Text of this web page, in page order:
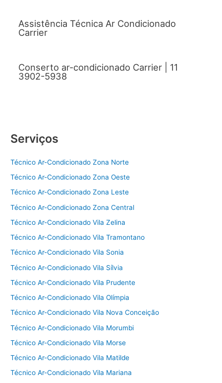
Assistência Técnica Ar Condicionado
Carrier
Conserto ar-condicionado Carrier | 11
3902-5938
Serviços
Técnico Ar-Condicionado Zona Norte
Técnico Ar-Condicionado Zona Oeste
Técnico Ar-Condicionado Zona Leste
Técnico Ar-Condicionado Zona Central
Técnico Ar-Condicionado Vila Zelina
Técnico Ar-Condicionado Vila Tramontano
Técnico Ar-Condicionado Vila Sonia
Técnico Ar-Condicionado Vila Sílvia
Técnico Ar-Condicionado Vila Prudente
Técnico Ar-Condicionado Vila Olímpia
Técnico Ar-Condicionado Vila Nova Conceição
Técnico Ar-Condicionado Vila Morumbi
Técnico Ar-Condicionado Vila Morse
Técnico Ar-Condicionado Vila Matilde
Técnico Ar-Condicionado Vila Mariana